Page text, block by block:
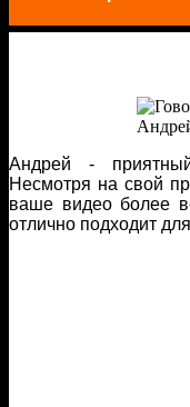
Андрей -
Несмотря на свой
ваше видео более
отлично подходит